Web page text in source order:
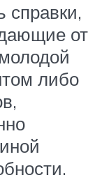
справки,
от
либо